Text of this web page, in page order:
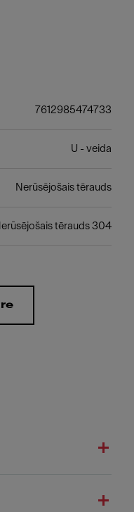
7612985474733
U - veida
Nerūsējošais tērauds
tērauds 304